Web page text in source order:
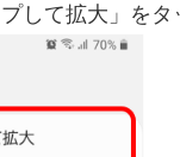
して拡大」をタ